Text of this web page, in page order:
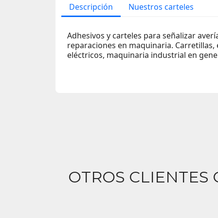
Descripción Nuestros carteles
Adhesivos y carteles para señalizar
reparaciones en maquinaria. Carretillas,
eléctricos, maquinaria industrial en
OTROS